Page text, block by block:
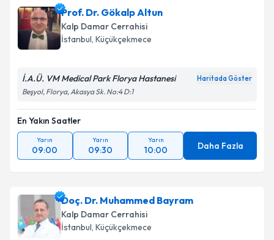
bilgilendireceğiz.
E-posta Adresiniz
Kişisel verilerimin işlenmesine ilişkin
kapsamda işlenmesini kabul ediyorum.
Takvim Talebini Gönder
Prof. Dr. Gökalp Altun
Kalp Damar Cerrahisi
İstanbul, Küçükçekmece
İ.A.Ü. VM Medical Park Florya Hastanesi Haritada Göster
Beşyol, Florya, Akasya Sk. No:4 D:1
En Yakın Saatler
Yarın
09:00
Yarın
09:30
Yarın
10:00 Daha Fazla
Doç. Dr. Muhammed Bayram
Kalp Damar Cerrahisi
İstanbul, Küçükçekmece